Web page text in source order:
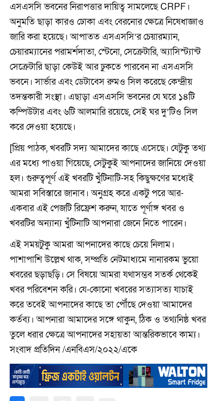
এসএসসি ভবনের নিরাপত্তার দায়িত্ব সামলেছে CRPF।
অনুমতি ছাড়া কারও ঢোকা এবং বেরনোর ক্ষেত্রে নিষেধাজ্ঞাও
জারি করা হয়েছে। আপাতত এসএসসি’র চেয়ারম্যান,
চেয়ারম্যানের পরামর্শদাতা, স্টেনো, সেক্রেটারি, অ্যাসিস্ট্যান্ট
সেক্রেটারি ছাড়া কেউই আর ঢুকতে পারবেন না এসএসসি
ভবনে। সার্ভার এবং ডেটাবেস রুমও সিল করেছে কেন্দ্রীয়
তদন্তকারী সংস্থা। এছাড়া এসএসসি ভবনের যে ঘরে ১৪টি
কম্পিউটার এবং ৬টি আলমারি রয়েছে, সেই ঘর দু’টিও সিল
করে দেওয়া হয়েছে।
[প্রিয় পাঠক, খবরটি সদ্য আমাদের কাছে এসেছে। যেটুকু তথ্য
এর মধ্যে পাওয়া গিয়েছে, সেটুকুই আপনাদের জানিয়ে দেওয়া
হল। গুরুত্বপূর্ণ এই খবরটি খুঁটিনাটি-সহ কিছুক্ষণের মধ্যেই
আমরা সবিস্তারে জানাব। অনুগ্রহ করে একটু পরে আর-
একবার এই পেজটি রিফ্রেশ করুন, যাতে পূর্ণাঙ্গ খবর ও
খবরটির অন্যান্য খুঁটিনাটি আপনারা জেনে নিতে পারেন।
এই সময়টুকু আমরা আপনাদের কাছে চেয়ে নিলাম।
পাশাপাশি উল্লেখ থাক, সম্প্রতি নেটমাধ্যমে নানারকম ভুয়ো
খবরের ছড়াছড়ি। সে বিষয়ে আমরা যথাসম্ভব সতর্ক থেকেই
খবর পরিবেশন করি। যে-কোনো খবরের সত্যাসত্য যাচাই
করে তবেই আপনাদের কাছে তা পৌঁছে দেওয়া আমাদের
কর্তব্য। আপনারা আমাদের সঙ্গে থাকুন, ঠিক ও তথ্যনিষ্ঠ খবর
তুলে ধরার ক্ষেত্রে আপনাদের সহায়তা আন্তরিকভাবে কাম্য।
সংবাদ প্রতিদিন /এনবিএস/২০২২/একে